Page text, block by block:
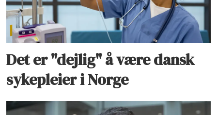
Det er "dejlig" å være dansk
sykepleier i Norge